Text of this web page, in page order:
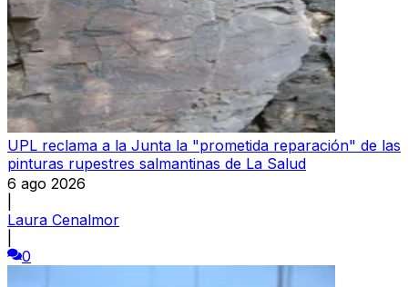
UPL reclama a la Junta la "prometida reparación" de las
pinturas rupestres salmantinas de La Salud
6 ago 2026
Laura Cenalmor
0